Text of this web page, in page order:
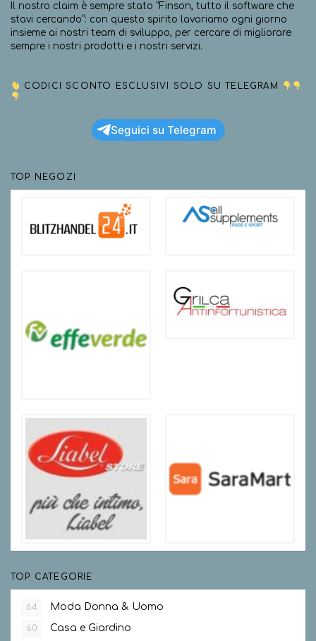
Il nostro claim è sempre stato “Finson, tutto il software che
stavi cercando”: con questo spirito lavoriamo ogni giorno
insieme ai nostri team di sviluppo, per cercare di migliorare
sempre i nostri prodotti e i nostri servizi.
CODICI SCONTO ESCLUSIVI SOLO SU TELEGRAM
Seguici su Telegram
TOP NEGOZI
TOP CATEGORIE
64 Moda Donna & Uomo
60 Casa e Giardino